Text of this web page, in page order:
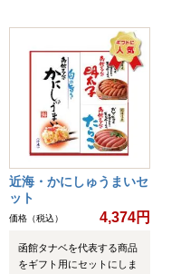
近海・かにしゅうまいセ
ット
価格（税込） 4,374円
函館タナベを代表する商品
をギフト用にセットにしま